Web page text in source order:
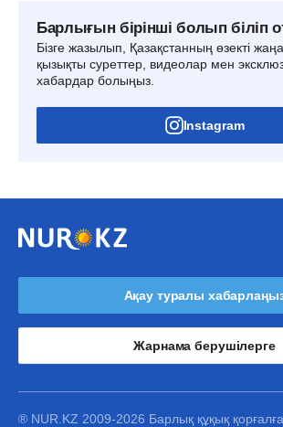
Барлығын бірінші болып біліп
Бізге жазылып, Қазақстанның өзекті
қызықты суреттер, видеолар мен
хабардар болыңыз.
Instagram
Ақау туралы
Жарнама берушілерге
® NUR.KZ 2009-2026 Барлық құқық